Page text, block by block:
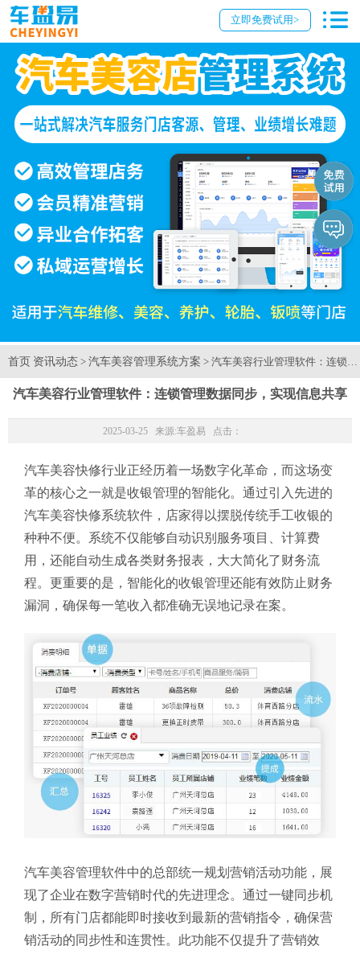
立即免费试用>
首页 资讯动态 > 汽车美容管理系统方案 > 汽车美容行业管理软件：连锁
汽车美容行业管理软件：连锁管理数据同步，实现信息共享
2025-03-25 来源:车盈易 点击：
汽车美容快修行业正经历着一场数字化革命，而这场变
革的核心之一就是收银管理的智能化。通过引入先进的
汽车美容快修系统软件，店家得以摆脱传统手工收银的
种种不便。系统不仅能够自动识别服务项目、计算费
用，还能自动生成各类财务报表，大大简化了财务流
程。更重要的是，智能化的收银管理还能有效防止财务
漏洞，确保每一笔收入都准确无误地记录在案。
汽车美容管理软件中的总部统一规划营销活动功能，展
现了企业在数字营销时代的先进理念。通过一键同步机
制，所有门店都能即时接收到最新的营销指令，确保营
销活动的同步性和连贯性。此功能不仅提升了营销效